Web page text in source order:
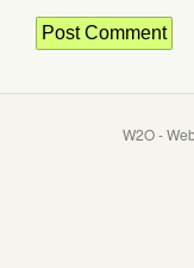
W2O -